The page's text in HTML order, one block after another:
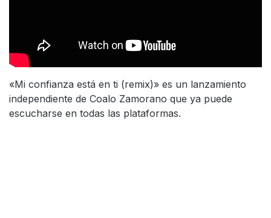
«Mi confianza está en ti (remix)» es un lanzamiento
independiente de Coalo Zamorano que ya puede
escucharse en todas las plataformas.